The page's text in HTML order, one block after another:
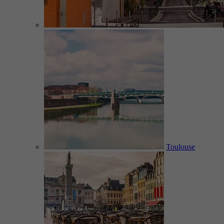
Toulouse